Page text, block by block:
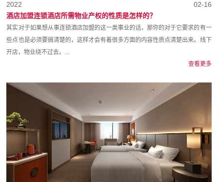
02-16
2022
酒店加盟连锁酒店所需物业产权的性质是怎样的？
其实对于如果想从事连锁酒店加盟的这一类事业的话，那你的对于它要求的有一
些点也是必须要搞清楚的，这样才会有着很多方面的内容性质点清楚出来。线下
开店，物业绕不过去。...
查看更多